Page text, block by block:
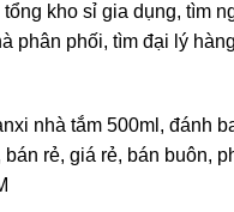
kho sỉ gia dụng, tìm
phân phối, tìm đại lý
nhà tắm 500ml, đánh
bán rẻ, giá rẻ, bán buôn,